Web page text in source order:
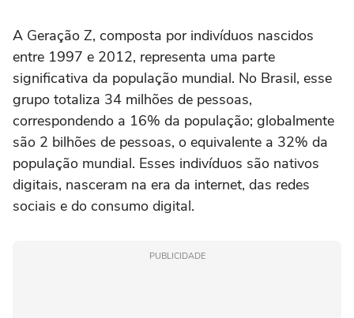
A Geração Z, composta por indivíduos nascidos
entre 1997 e 2012, representa uma parte
significativa da população mundial. No Brasil, esse
grupo totaliza 34 milhões de pessoas,
correspondendo a 16% da população; globalmente
são 2 bilhões de pessoas, o equivalente a 32% da
população mundial. Esses indivíduos são nativos
digitais, nasceram na era da internet, das redes
sociais e do consumo digital.
PUBLICIDADE